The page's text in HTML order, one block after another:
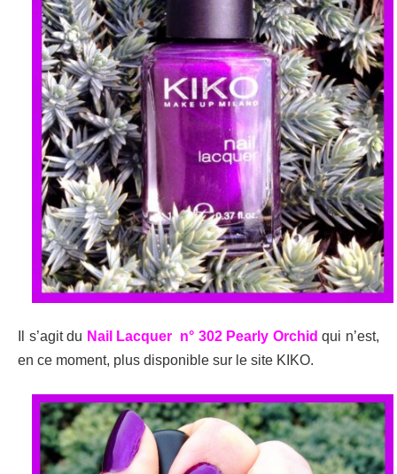
Il s’agit du Nail Lacquer n° 302 Pearly Orchid qui n’est,
en ce moment, plus disponible sur le site KIKO.